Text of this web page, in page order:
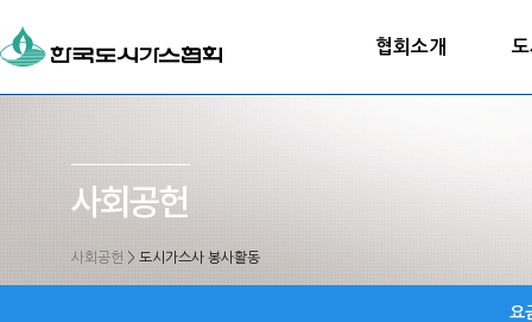
협회소개
사회공헌 > 도시가스사 봉사활동
요